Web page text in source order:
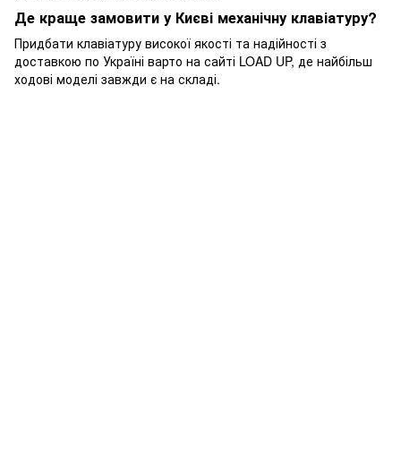
Де краще замовити у Києві механічну клавіатуру?
Придбати клавіатуру високої якості та надійності з
доставкою по Україні варто на сайті LOAD UP, де найбільш
ходові моделі завжди є на складі.